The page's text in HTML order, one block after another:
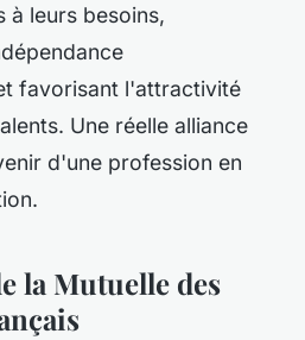
à leurs besoins,
favorisant l'attractivité
Une réelle alliance
d'une profession en
la Mutuelle des